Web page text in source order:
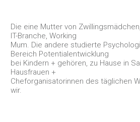
Die eine Mutter von
IT-Branche, Working
Mum. Die andere studierte
Bereich Potentialentwicklung
bei Kindern + gehören, zu Hause in
Hausfrauen +
Cheforganisatorinnen des täglichen
wir.